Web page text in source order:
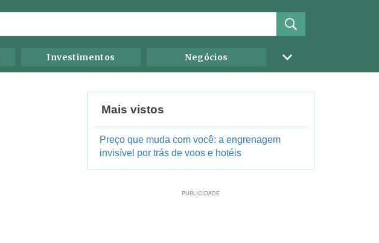
Investimentos Negócios
Mais vistos
Preço que muda com você: a engrenagem
invisível por trás de voos e hotéis